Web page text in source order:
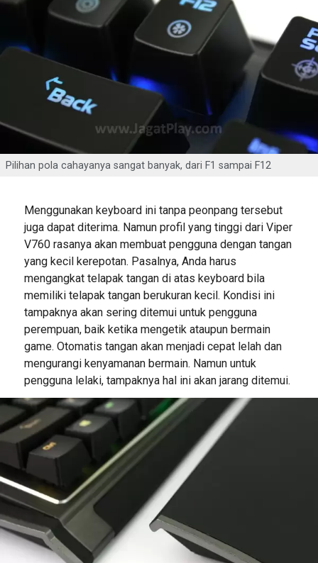
Pilihan pola cahayanya sangat banyak, dari F1 sampai F12
Menggunakan keyboard ini tanpa peonpang tersebut
juga dapat diterima. Namun profil yang tinggi dari Viper
V760 rasanya akan membuat pengguna dengan tangan
yang kecil kerepotan. Pasalnya, Anda harus
mengangkat telapak tangan di atas keyboard bila
memiliki telapak tangan berukuran kecil. Kondisi ini
tampaknya akan sering ditemui untuk pengguna
perempuan, baik ketika mengetik ataupun bermain
game. Otomatis tangan akan menjadi cepat lelah dan
mengurangi kenyamanan bermain. Namun untuk
pengguna lelaki, tampaknya hal ini akan jarang ditemui.